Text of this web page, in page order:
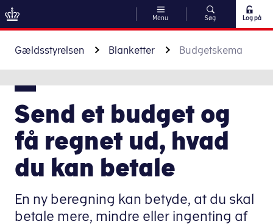
Gå til indhold
Menu Søg Log på
Gældsstyrelsen Blanketter Budgetskema
Send et budget og
få regnet ud, hvad
du kan betale
En ny beregning kan betyde, at du skal
betale mere, mindre eller ingenting af